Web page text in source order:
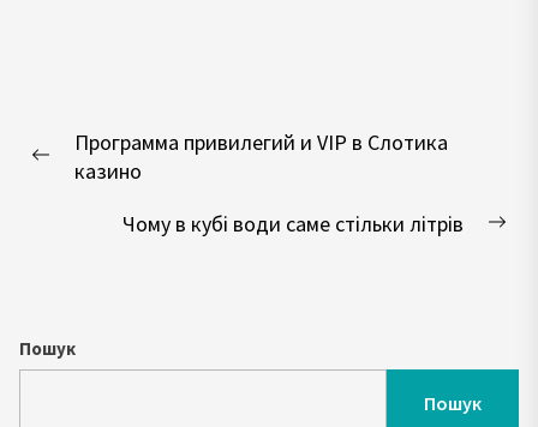
записів
Попередній
Программа привилегий и VIP в Слотика
казино
Чому в кубі води саме стільки літрів
Пошук
Пошук